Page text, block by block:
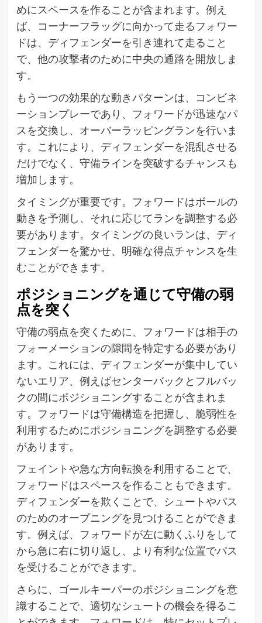
めにスペースを作ることが含まれます。例え
ば、コーナーフラッグに向かって走るフォワー
ドは、ディフェンダーを引き連れて走ること
で、他の攻撃者のために中央の通路を開放しま
す。
もう一つの効果的な動きパターンは、コンビネ
ーションプレーであり、フォワードが迅速なパ
スを交換し、オーバーラッピングランを行いま
す。これにより、ディフェンダーを混乱させる
だけでなく、守備ラインを突破するチャンスも
増加します。
タイミングが重要です。フォワードはボールの
動きを予測し、それに応じてランを調整する必
要があります。タイミングの良いランは、ディ
フェンダーを驚かせ、明確な得点チャンスを生
むことができます。
ポジショニングを通じて守備の弱
点を突く
守備の弱点を突くために、フォワードは相手の
フォーメーションの隙間を特定する必要があり
ます。これには、ディフェンダーが集中してい
ないエリア、例えばセンターバックとフルバッ
クの間にポジショニングすることが含まれま
す。フォワードは守備構造を把握し、脆弱性を
利用するためにポジショニングを調整する必要
があります。
フェイントや急な方向転換を利用することで、
フォワードはスペースを作ることもできます。
ディフェンダーを欺くことで、シュートやパス
のためのオープニングを見つけることができま
す。例えば、フォワードが左に動くふりをして
から急に右に切り返し、より有利な位置でパス
を受けることができます。
さらに、ゴールキーパーのポジショニングを意
識することで、適切なシュートの機会を得るこ